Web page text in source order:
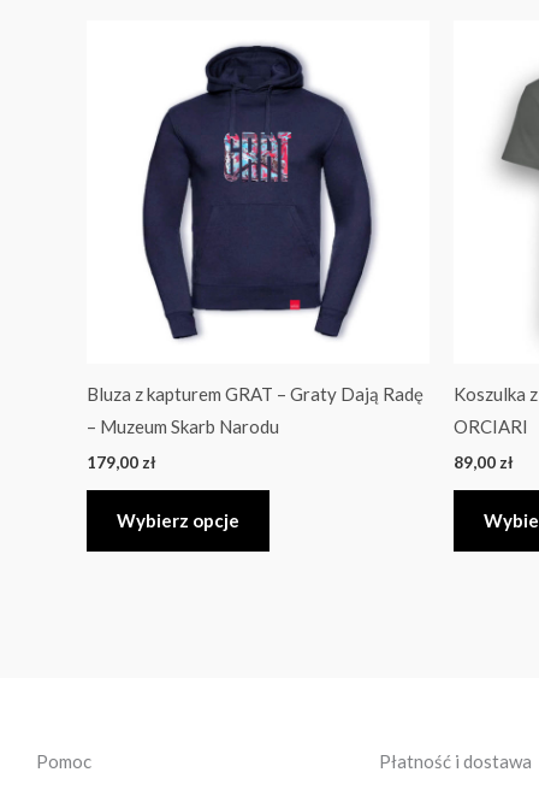
Bluza z kapturem GRAT – Graty Dają Radę
– Muzeum Skarb Narodu
179,00 zł
Wybierz opcje
produkt
ma
wiele
wariantów.
stronie
Koszulka
ORCIARI
89,00 zł
Pomoc Płatność i dostawa